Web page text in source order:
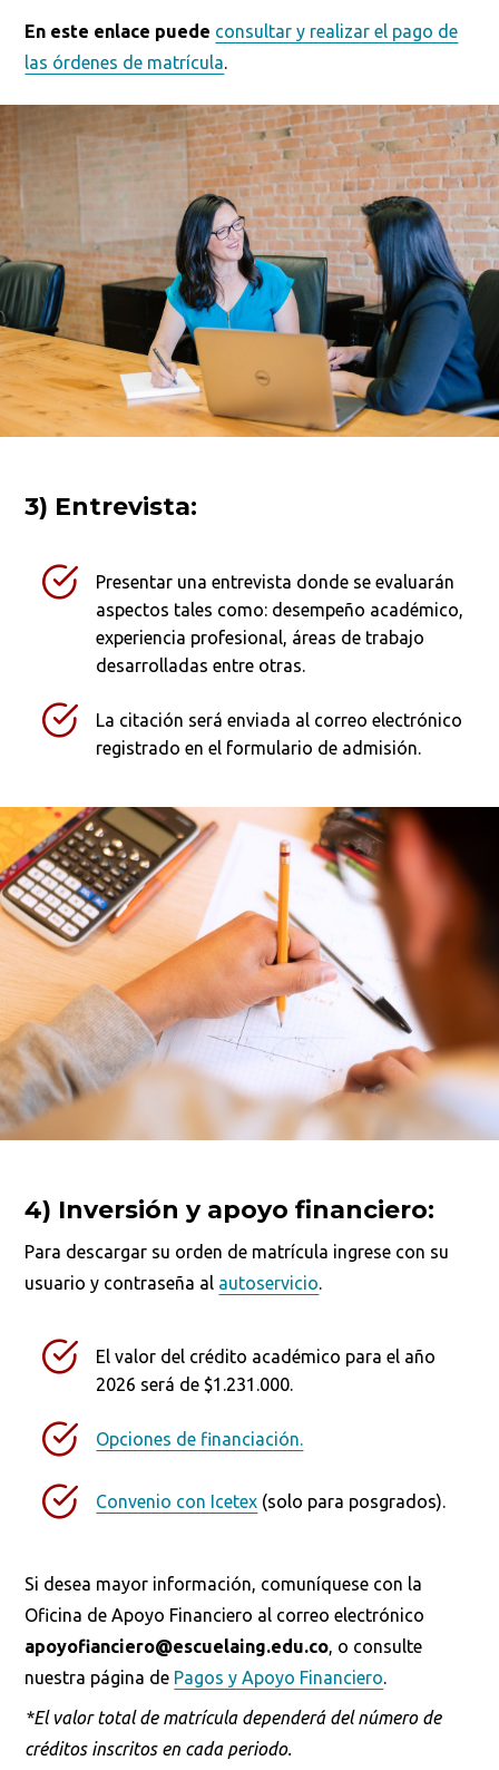
En este enlace puede consultar y realizar el pago de
las órdenes de matrícula.
3) Entrevista:
Presentar una entrevista donde se evaluarán
aspectos tales como: desempeño académico,
experiencia profesional, áreas de trabajo
desarrolladas entre otras.
La citación será enviada al correo electrónico
registrado en el formulario de admisión.
4) Inversión y apoyo financiero:
Para descargar su orden de matrícula ingrese con su
usuario y contraseña al autoservicio.
El valor del crédito académico para el año
2026 será de $1.231.000.
Opciones de financiación.
Convenio con Icetex (solo para posgrados).
Si desea mayor información, comuníquese con la
Oficina de Apoyo Financiero al correo electrónico
apoyofianciero@escuelaing.edu.co, o consulte
nuestra página de Pagos y Apoyo Financiero.
*El valor total de matrícula dependerá del número de
créditos inscritos en cada periodo.
Busca en la escuela
Buscar en: *